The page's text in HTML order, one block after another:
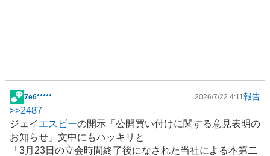
掲
示
板
記
7e6***** 2026/7/22 4:11 報告
>>2487
ジェイ エスビーの開示「公開買い付けに関する意見表明の
お知らせ」文中にもハッキリと
「3月23日の立会時間終了後になされた当社による本第二